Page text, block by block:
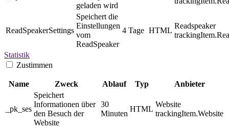
geladen wird
ReadSpeakerSettings
Speichert die
Einstellungen
vom
ReadSpeaker
4 Tage HTML
Readspeaker
Statistik
Zustimmen
Name Zweck Ablauf Typ Anbieter
_pk_ses
Speichert
Informationen über
den Besuch der
Website
30
Minuten
HTML
Website
trackingItem.Website